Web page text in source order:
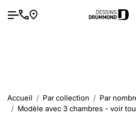
Accueil Par collection
Par
Modèle avec 3 chambres - voir